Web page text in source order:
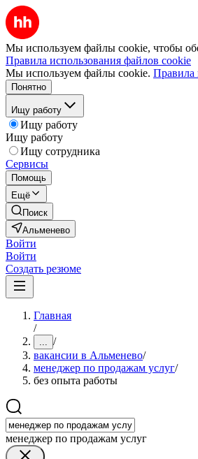
Мы используем файлы cookie, чтобы
Правила использования файлов cookie
Мы используем файлы cookie. Правила
Понятно
Ищу работу
Ищу работу
Ищу работу
Ищу сотрудника
Сервисы
Помощь
Ещё
Поиск
Альменево
Войти
Войти
Создать резюме
Главная
/
... /
вакансии в Альменево/
менеджер по продажам услуг/
без опыта работы
менеджер по продажам услуг